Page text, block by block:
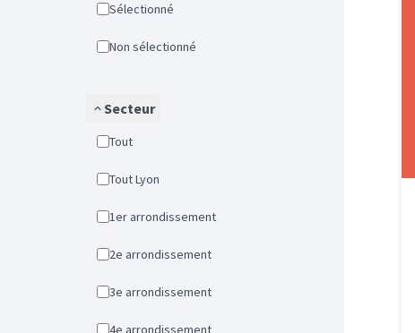
Sélectionné
Non sélectionné
Secteur
Tout
Tout Lyon
1er arrondissement
2e arrondissement
3e arrondissement
4e arrondissement